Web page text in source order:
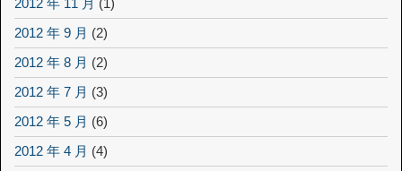
2012 年 9 月 (2)
2012 年 8 月 (2)
2012 年 7 月 (3)
2012 年 5 月 (6)
2012 年 4 月 (4)